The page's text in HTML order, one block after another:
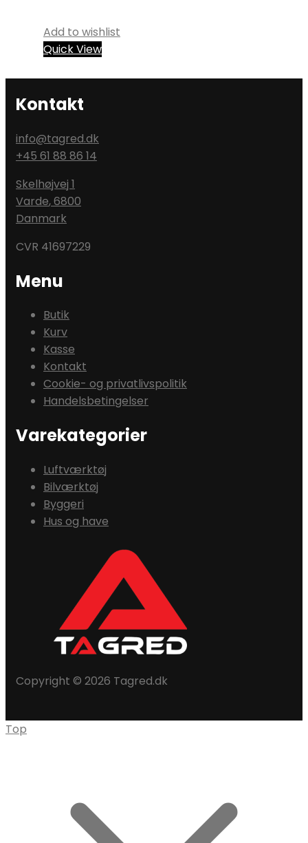
Add to wishlist
Quick View
Kontakt
info@tagred.dk
+45 61 88 86 14
Skelhøjvej 1
Varde,6800
Danmark
CVR 41697229
Menu
Butik
Kurv
Kasse
Kontakt
Cookie- og privatlivspolitik
Handelsbetingelser
Varekategorier
Luftværktøj
Bilværktøj
Byggeri
Hus og have
Copyright © 2026 Tagred.dk
Top